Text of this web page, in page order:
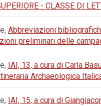
- CLASSE DI
Abbreviazioni
preliminari delle
IAI, 13, a cura di Carla
Archaeologica
IAI, 15, a cura di